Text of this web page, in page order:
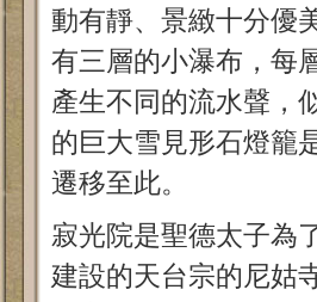
動有靜、景緻十分優
有三層的小瀑布，每
產生不同的流水聲，
的巨大雪見形石燈籠
遷移至此。
寂光院是聖德太子為
建設的天台宗的尼姑